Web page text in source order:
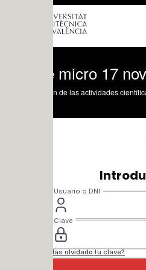
micro 17 nov
de las actividades científicas,